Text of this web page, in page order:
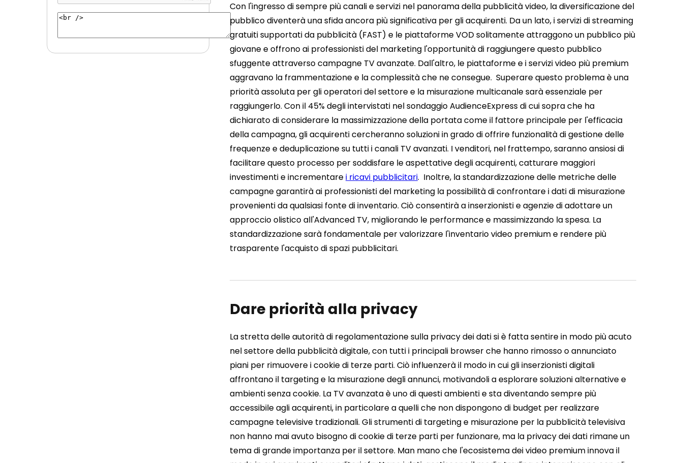
Con l'ingresso di sempre più canali e servizi nel panorama della pubblicità video, la diversificazione del
pubblico diventerà una sfida ancora più significativa per gli acquirenti. Da un lato, i servizi di streaming
gratuiti supportati da pubblicità (FAST) e le piattaforme VOD solitamente attraggono un pubblico più
giovane e offrono ai professionisti del marketing l'opportunità di raggiungere questo pubblico
sfuggente attraverso campagne TV avanzate. Dall'altro, le piattaforme e i servizi video più premium
aggravano la frammentazione e la complessità che ne consegue. Superare questo problema è una
priorità assoluta per gli operatori del settore e la misurazione multicanale sarà essenziale per
raggiungerlo. Con il 45% degli intervistati nel sondaggio AudienceExpress di cui sopra che ha
dichiarato di considerare la massimizzazione della portata come il fattore principale per l'efficacia
della campagna, gli acquirenti cercheranno soluzioni in grado di offrire funzionalità di gestione delle
frequenze e deduplicazione su tutti i canali TV avanzati. I venditori, nel frattempo, saranno ansiosi di
facilitare questo processo per soddisfare le aspettative degli acquirenti, catturare maggiori
investimenti e incrementarei ricavi pubblicitari. Inoltre, la standardizzazione delle metriche delle
campagne garantirà ai professionisti del marketing la possibilità di confrontare i dati di misurazione
provenienti da qualsiasi fonte di inventario. Ciò consentirà a inserzionisti e agenzie di adottare un
approccio olistico all'Advanced TV, migliorando le performance e massimizzando la spesa. La
standardizzazione sarà fondamentale per valorizzare l'inventario video premium e rendere più
trasparente l'acquisto di spazi pubblicitari.
Dare priorità alla privacy
La stretta delle autorità di regolamentazione sulla privacy dei dati si è fatta sentire in modo più acuto
nel settore della pubblicità digitale, con tutti i principali browser che hanno rimosso o annunciato
piani per rimuovere i cookie di terze parti. Ciò influenzerà il modo in cui gli inserzionisti digitali
affrontano il targeting e la misurazione degli annunci, motivandoli a esplorare soluzioni alternative e
ambienti senza cookie. La TV avanzata è uno di questi ambienti e sta diventando sempre più
accessibile agli acquirenti, in particolare a quelli che non dispongono di budget per realizzare
campagne televisive tradizionali. Gli strumenti di targeting e misurazione per la pubblicità televisiva
non hanno mai avuto bisogno di cookie di terze parti per funzionare, ma la privacy dei dati rimane un
tema di grande importanza per il settore. Man mano che l'ecosistema dei video premium innova il